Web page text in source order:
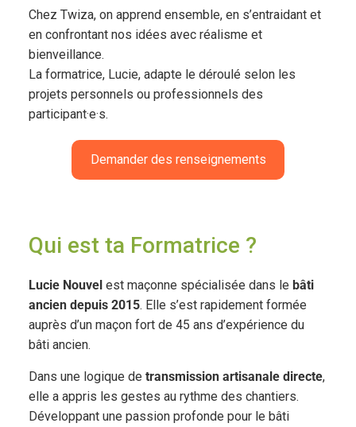
Chez Twiza, on apprend ensemble, en s’entraidant et
en confrontant nos idées avec réalisme et
bienveillance.
La formatrice, Lucie, adapte le déroulé selon les
projets personnels ou professionnels des
participant·e·s.
Demander des renseignements
Qui est ta Formatrice ?
Lucie Nouvelest maçonne spécialisée dans le bâti
ancien depuis 2015. Elle s’est rapidement formée
auprès d’un maçon fort de 45 ans d’expérience du
bâti ancien.
Dans une logique de transmission artisanale directe,
elle a appris les gestes au rythme des chantiers.
Développant une passion profonde pour le bâti